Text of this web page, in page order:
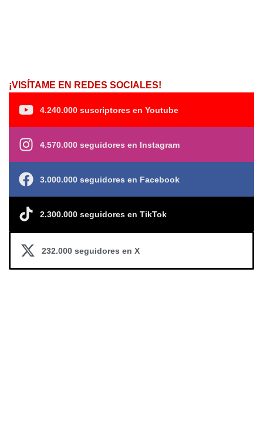
¡VISÍTAME EN REDES SOCIALES!
4.240.000 suscriptores en Youtube
4.570.000 seguidores en Instagram
3.000.000 seguidores en Facebook
2.300.000 seguidores en TikTok
232.000 seguidores en X